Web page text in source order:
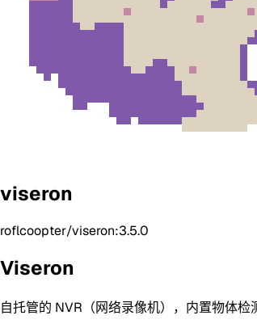
viseron
roflcoopter/viseron:3.5.0
Viseron
自托管的 NVR（网络录像机），内置物体